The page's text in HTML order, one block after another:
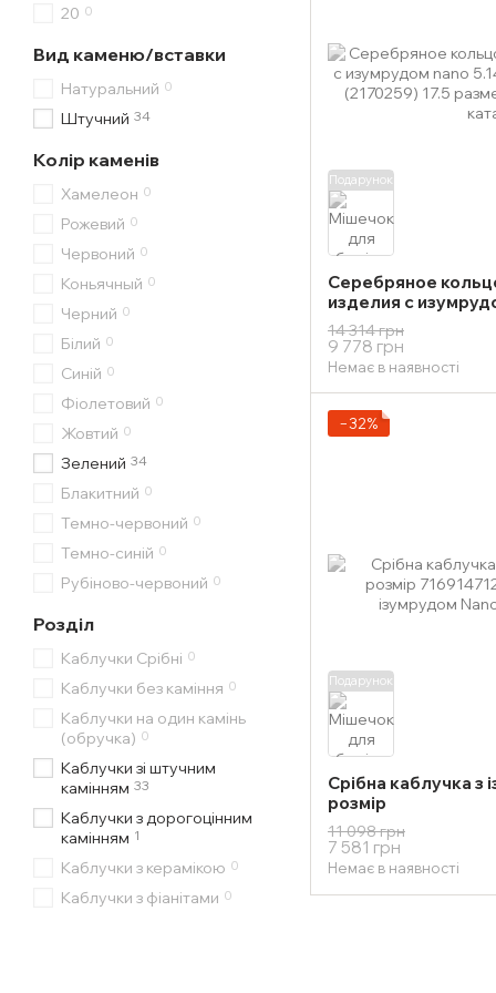
Подарунок
Серебряное
изделия с
изделия 3,7 гр
14 314 грн
9 778 грн
Немає в наявності
Подарунок
−32%
Срібна каблучка з
розмір
11 098 грн
7 581 грн
Немає в наявності
20 0
Вид каменю/вставки
Натуральний 0
Штучний 34
Колір каменів
Хамелеон 0
Рожевий 0
Червоний 0
Коньячный 0
Черний 0
Білий 0
Синій 0
Фіолетовий 0
Жовтий 0
Зелений 34
Блакитний 0
Темно-червоний 0
Темно-синій 0
Рубіново-червоний 0
Розділ
Каблучки Срібні 0
Каблучки без каміння 0
Каблучки на один камінь
(обручка) 0
Каблучки зі штучним
камінням 33
Каблучки з дорогоцінним
камінням 1
Каблучки з керамікою 0
Каблучки з фіанітами 0